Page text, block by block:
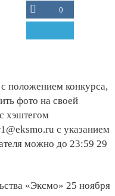
0
положением конкурса,
фото на своей
хэштегом
с указанием
можно до 23:59 29
«Эксмо» 25 ноября